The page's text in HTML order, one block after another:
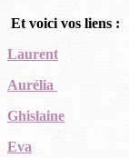
Et voici vos liens :
Laurent
Aurélia
Ghislaine
Eva